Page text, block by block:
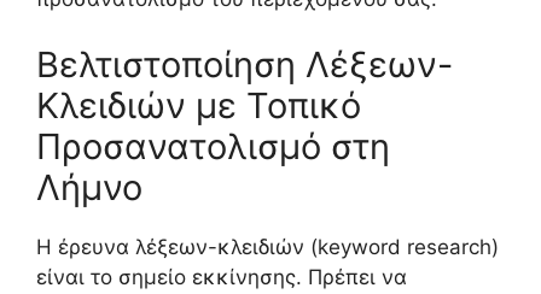
Βελτιστοποίηση Λέξεων-
Κλειδιών με Τοπικό
Προσανατολισμό στη
Λήμνο
Η έρευνα λέξεων-κλειδιών (keyword research)
είναι το σημείο εκκίνησης. Πρέπει να